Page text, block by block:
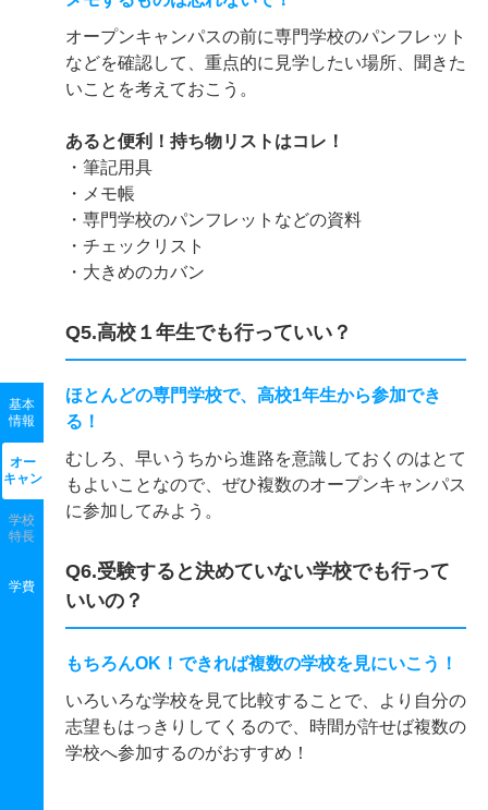
基本
情報
オー
キャン
学校
特長
学費
オープンキャンパスの前に専門学校のパンフレット
などを確認して、重点的に見学したい場所、聞きた
いことを考えておこう。
あると便利！持ち物リストはコレ！
・筆記用具
・メモ帳
・専門学校のパンフレットなどの資料
・チェックリスト
・大きめのカバン
Q5.高校１年生でも行っていい？
ほとんどの専門学校で、高校1年生から参加でき
る！
むしろ、早いうちから進路を意識しておくのはとて
もよいことなので、ぜひ複数のオープンキャンパス
に参加してみよう。
Q6.受験すると決めていない学校でも行って
いいの？
もちろんOK！できれば複数の学校を見にいこう！
いろいろな学校を見て比較することで、より自分の
志望もはっきりしてくるので、時間が許せば複数の
学校へ参加するのがおすすめ！